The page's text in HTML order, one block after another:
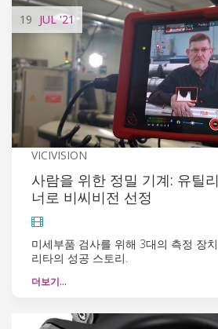
19 JUL'21
VICIVISION
사람을 위한 정밀 기계: 유틸
너로 비씨비전 선정
미세부품 검사를 위해 3대의 측정 장
리타의 성공 스토리.
더보기…